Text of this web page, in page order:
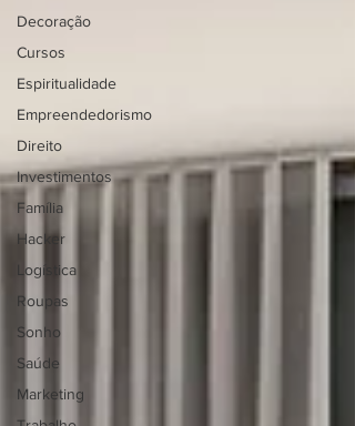
Decoração
Cursos
Espiritualidade
Empreendedorismo
Direito
Investimentos
Família
Hacker
Logística
Roupas
Sonho
Saúde
Marketing